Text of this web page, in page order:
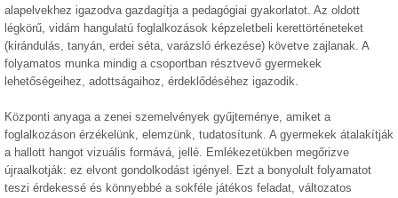
alapelvekhez igazodva gazdagítja a pedagógiai gyakorlatot. Az oldott
légkörű, vidám hangulatú foglalkozások képzeletbeli kerettörténeteket
(kirándulás, tanyán, erdei séta, varázsló érkezése) követve zajlanak. A
folyamatos munka mindig a csoportban résztvevő gyermekek
lehetőségeihez, adottságaihoz, érdeklődéséhez igazodik.
Központi anyaga a zenei szemelvények gyűjteménye, amiket a
foglalkozáson érzékelünk, elemzünk, tudatosítunk. A gyermekek átalakítják
a hallott hangot vizuális formává, jellé. Emlékezetükben megőrizve
újraalkotják: ez elvont gondolkodást igényel. Ezt a bonyolult folyamatot
teszi érdekessé és könnyebbé a sokféle játékos feladat, változatos